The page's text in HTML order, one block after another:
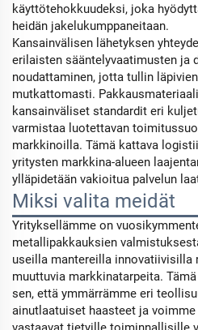
käyttötehokkuudeksi, joka
heidän jakelukumppaneitaan.
Kansainvälisen lähetyksen
erilaisten sääntelyvaatimusten ja
noudattaminen, jotta tullin
mutkattomasti.
kansainväliset standardit eri
varmistaa luotettavan
markkinoilla. Tämä kattava
yritysten markkina-alueen
ylläpidetään vakioitua palvelun
Miksi valita meidät
Yrityksellämme on
metallipakkauksien
useilla mantereilla innovatiivisilla
muuttuvia markkinatarpeita.
sen, että ymmärrämme eri
ainutlaatuiset haasteet ja